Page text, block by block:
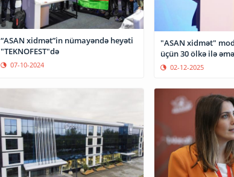
“ASAN xidmət”in nümayəndə heyəti
"TEKNOFEST"də
07-10-2024
"ASAN xidmət"
üçün 30 ölkə ilə
02-12-2025